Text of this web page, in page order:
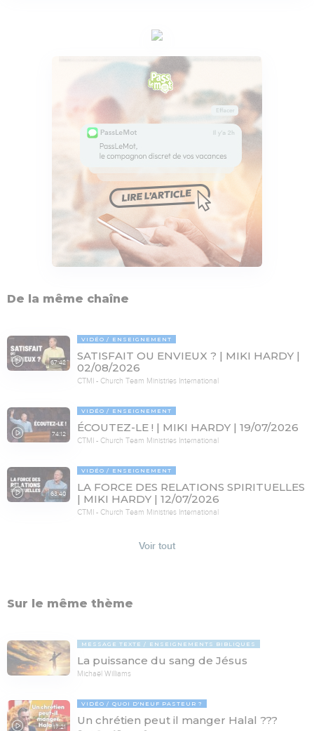
De la même chaîne
67:42
VIDÉO ENSEIGNEMENT
SATISFAIT OU ENVIEUX ? | MIKI HARDY |
02/08/2026
CTMI - Church Team Ministries International
74:12
VIDÉO ENSEIGNEMENT
ÉCOUTEZ-LE ! | MIKI HARDY | 19/07/2026
CTMI - Church Team Ministries International
63:40
VIDÉO ENSEIGNEMENT
LA FORCE DES RELATIONS SPIRITUELLES
| MIKI HARDY | 12/07/2026
CTMI - Church Team Ministries International
Voir tout
Sur le même thème
MESSAGE TEXTE ENSEIGNEMENTS BIBLIQUES
La puissance du sang de Jésus
Michaël Williams
17:21
VIDÉO QUOI D'NEUF PASTEUR ?
Un chrétien peut il manger Halal ???